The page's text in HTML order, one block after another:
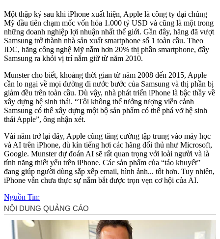
Một thập kỷ sau khi iPhone xuất hiện, Apple là công ty đại chúng
Mỹ đầu tiên chạm mốc vốn hóa 1.000 tỷ USD và cũng là một trong
những doanh nghiệp lợi nhuận nhất thế giới. Gần đây, hãng đã vượt
Samsung trở thành nhà sản xuất smartphone số 1 toàn cầu. Theo
IDC, hãng công nghệ Mỹ nắm hơn 20% thị phần smartphone, đẩy
Samsung ra khỏi vị trí nắm giữ từ năm 2010.
Munster cho biết, khoảng thời gian từ năm 2008 đến 2015, Apple
cần lo ngại về mọi đường đi nước bước của Samsung và thị phần bị
giảm đều trên toàn cầu. Dù vậy, nhà phát triển iPhone là bậc thầy về
xây dựng hệ sinh thái. “Tôi không thể tưởng tượng viễn cảnh
Samsung có thể xây dựng một bộ sản phẩm có thể phá vỡ hệ sinh
thái Apple”, ông nhận xét.
Vài năm trở lại đây, Apple cũng tăng cường tập trung vào máy học
và AI trên iPhone, dù kín tiếng hơi các hãng đối thủ như Microsoft,
Google. Munster dự đoán AI sẽ rất quan trọng với loài người và là
tính năng thiết yếu trên iPhone. Các sản phẩm của “táo khuyết”
đang giúp người dùng sắp xếp email, hình ảnh... tốt hơn. Tuy nhiên,
iPhone vẫn chưa thực sự nắm bắt được trọn vẹn cơ hội của AI.
Nguồn Tin: